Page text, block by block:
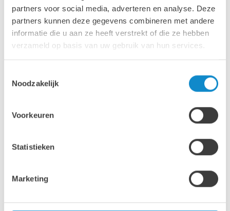
partners voor social media, adverteren en analyse. Deze
partners kunnen deze gegevens combineren met andere
informatie die u aan ze heeft verstrekt of die ze hebben
verzameld op basis van uw gebruik van hun services.
Noodzakelijk
Voorkeuren
Statistieken
Marketing
bij hogere temperaturen), moet de transportband deze
temperatuurschommelingen kunnen verdragen zonder te
vervormen of te verslechteren.
Bandoppervlak
Afhankelijk van het productieproces en het type product
gebruikt, bijvoorbeeld gaasbanden voor koeling of speciale
banden voor het nauwkeurig positioneren van snoep.